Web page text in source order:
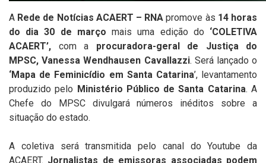
A Rede de Notícias ACAERT – RNA promove às 14 horas
do dia 30 de março mais uma edição do ‘COLETIVA
ACAERT’, com a procuradora-geral de Justiça do
MPSC,Vanessa Wendhausen Cavallazzi. Será lançado o
‘Mapa de Feminicídio em Santa Catarina’, levantamento
produzido pelo Ministério Público de Santa Catarina.A
Chefe do MPSCdivulgará números inéditos sobre a
situação do estado.
A coletiva será transmitida pelo canal do Youtube da
ACAERT. Jornalistas de emissoras associadas podem